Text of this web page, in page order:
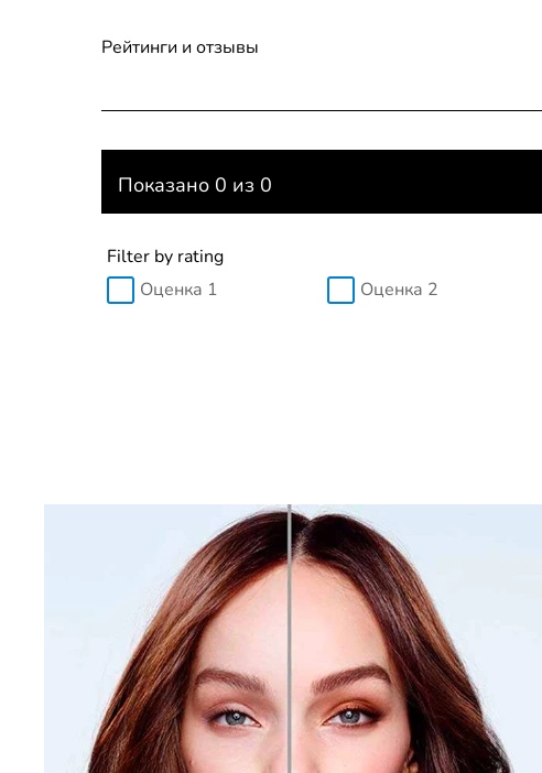
Рейтинги и отзывы
Показано 0 из 0
Filter by rating
Оценка 1
Оценка 2